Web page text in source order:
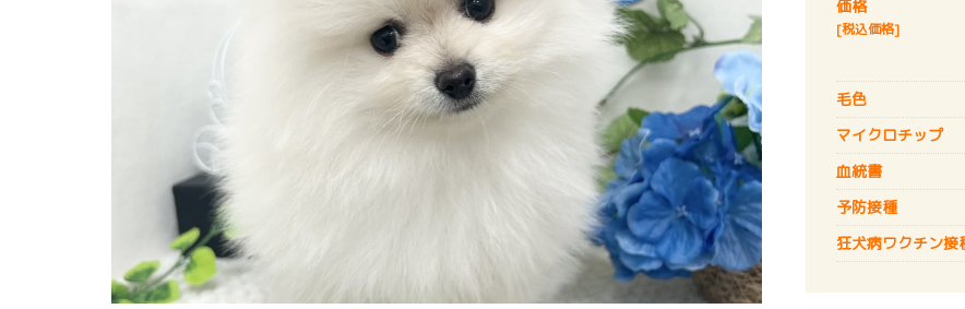
価格
[税込価格]
毛色
マイクロチップ
血統書
予防接種
狂犬病ワクチン接